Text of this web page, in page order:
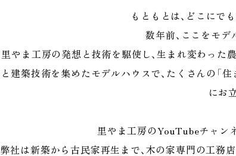
もともとは、どこにで
数年前、ここをモデ
里やま工房の発想と技術を駆使し、生まれ変わった
と建築技術を集めたモデルハウスで、たくさんの「
にお
里やま工房のYouTubeチャン
弊社は新築から古民家再生まで、木の家専門の工務